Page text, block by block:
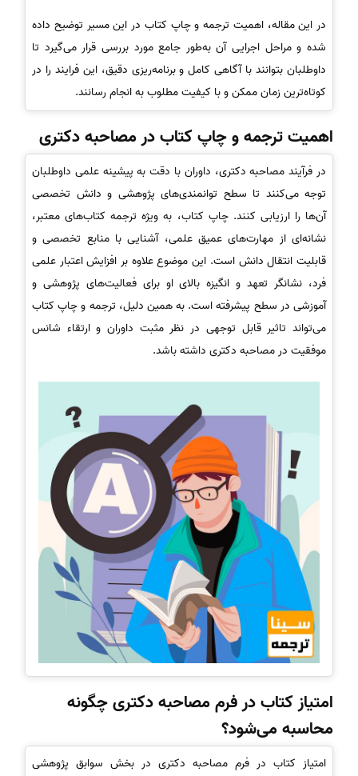
در این مقاله، اهمیت ترجمه و چاپ کتاب در این مسیر توضیح داده
شده و مراحل اجرایی آن به‌طور جامع مورد بررسی قرار می‌گیرد تا
داوطلبان بتوانند با آگاهی کامل و برنامه‌ریزی دقیق، این فرایند را در
کوتاه‌ترین زمان ممکن و با کیفیت مطلوب به انجام رسانند.
اهمیت ترجمه و چاپ کتاب در مصاحبه دکتری
در فرآیند مصاحبه دکتری، داوران با دقت به پیشینه علمی داوطلبان
توجه می‌کنند تا سطح توانمندی‌های پژوهشی و دانش تخصصی
آن‌ها را ارزیابی کنند. چاپ کتاب، به ویژه ترجمه کتاب‌های معتبر،
نشانه‌ای از مهارت‌های عمیق علمی، آشنایی با منابع تخصصی و
قابلیت انتقال دانش است. این موضوع علاوه بر افزایش اعتبار علمی
فرد، نشانگر تعهد و انگیزه بالای او برای فعالیت‌های پژوهشی و
آموزشی در سطح پیشرفته است. به همین دلیل، ترجمه و چاپ کتاب
می‌تواند تاثیر قابل توجهی در نظر مثبت داوران و ارتقاء شانس
موفقیت در مصاحبه دکتری داشته باشد.
امتیاز کتاب در فرم مصاحبه دکتری چگونه
محاسبه می‌شود؟
امتیاز کتاب در فرم مصاحبه دکتری در بخش سوابق پژوهشی